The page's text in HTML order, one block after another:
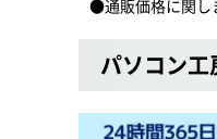
●通販価格に関し
パソコン